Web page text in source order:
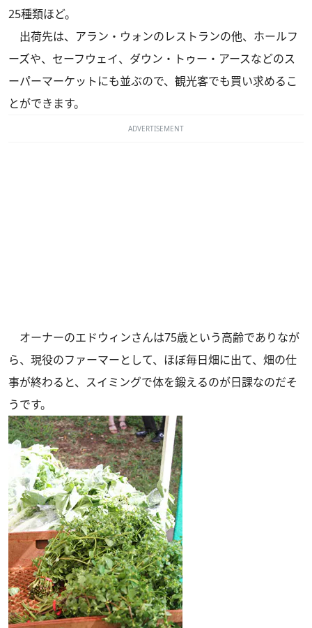
25種類ほど。
出荷先は、アラン・ウォンのレストランの他、ホールフ
ーズや、セーフウェイ、ダウン・トゥー・アースなどのス
ーパーマーケットにも並ぶので、観光客でも買い求めるこ
とができます。
ADVERTISEMENT
オーナーのエドウィンさんは75歳という高齢でありなが
ら、現役のファーマーとして、ほぼ毎日畑に出て、畑の仕
事が終わると、スイミングで体を鍛えるのが日課なのだそ
うです。